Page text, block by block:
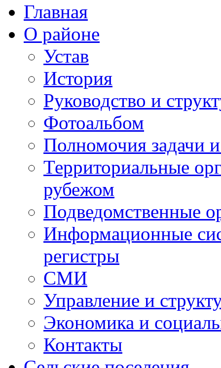
Главная
О районе
Устав
История
Руководство и
Фотоальбом
Полномочия задачи
Территориальные
рубежом
Подведомственные
Информационные
регистры
СМИ
Управление и
Экономика и
Контакты